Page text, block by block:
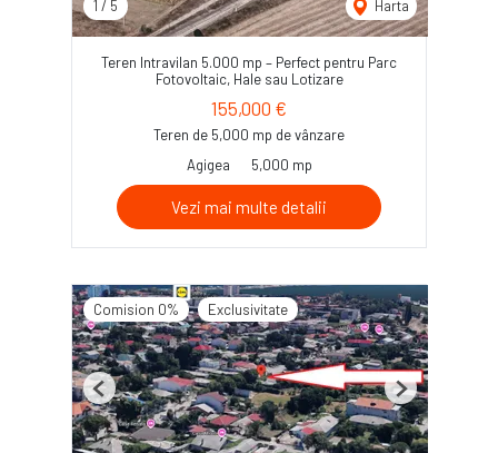
1 / 5 Harta
Teren Intravilan 5.000 mp – Perfect pentru Parc
Fotovoltaic, Hale sau Lotizare
155,000 €
Teren de 5,000 mp de vânzare
Agigea
5,000 mp
Vezi mai multe detalii
Comision 0% Exclusivitate
Previous Next